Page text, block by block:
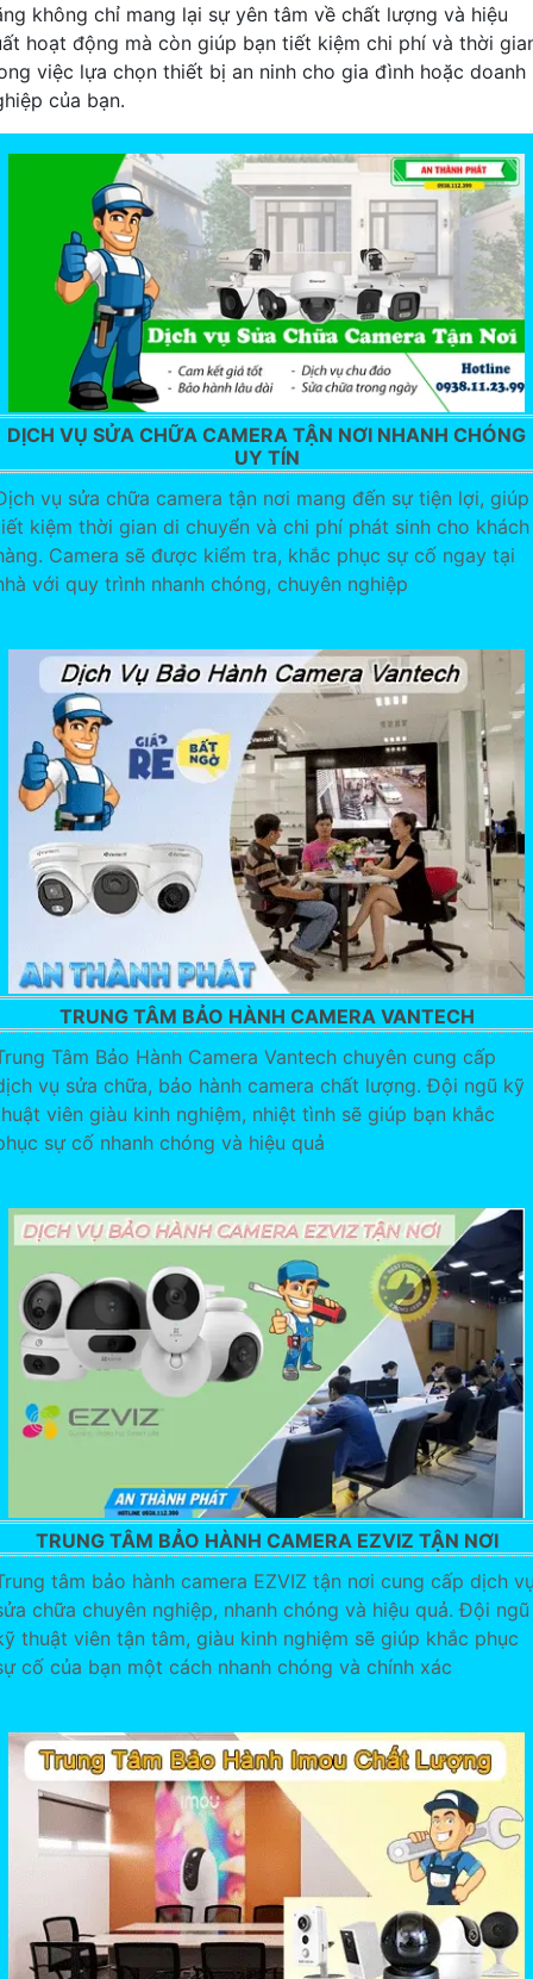
không chỉ mang lại sự yên tâm về chất lượng và hiệu
hoạt động mà còn giúp bạn tiết kiệm chi phí và thời
việc lựa chọn thiết bị an ninh cho gia đình hoặc doanh
của bạn.
DỊCH VỤ SỬA CHỮA CAMERA TẬN NƠI NHANH CHÓNG
UY TÍN
vụ sửa chữa camera tận nơi mang đến sự tiện lợi, giúp
kiệm thời gian di chuyển và chi phí phát sinh cho khách
Camera sẽ được kiểm tra, khắc phục sự cố ngay tại
với quy trình nhanh chóng, chuyên nghiệp
TRUNG TÂM BẢO HÀNH CAMERA VANTECH
Tâm Bảo Hành Camera Vantech chuyên cung cấp
vụ sửa chữa, bảo hành camera chất lượng. Đội ngũ kỹ
viên giàu kinh nghiệm, nhiệt tình sẽ giúp bạn khắc
sự cố nhanh chóng và hiệu quả
TRUNG TÂM BẢO HÀNH CAMERA EZVIZ TẬN NƠI
tâm bảo hành camera EZVIZ tận nơi cung cấp dịch
chữa chuyên nghiệp, nhanh chóng và hiệu quả. Đội ngũ
thuật viên tận tâm, giàu kinh nghiệm sẽ giúp khắc phục
cố của bạn một cách nhanh chóng và chính xác